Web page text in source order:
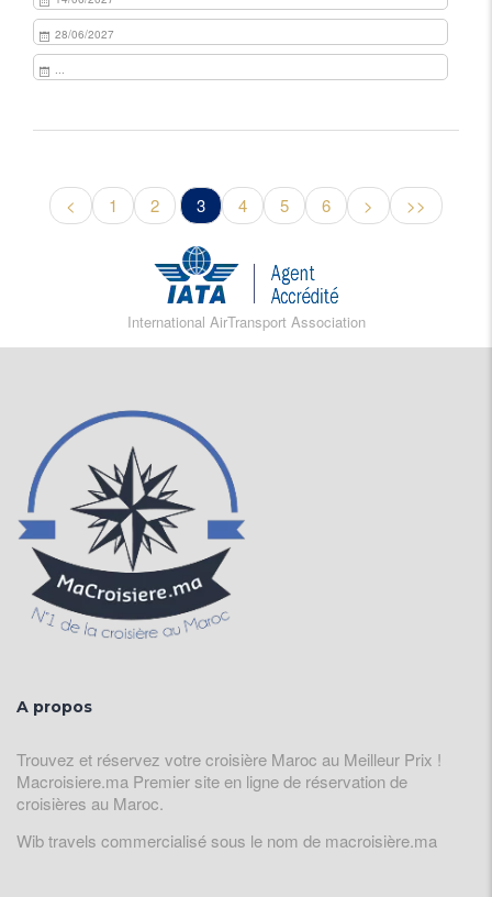
28/06/2027
...
< 1 2 3 4 5 6 > >>
International AirTransport Association
A propos
Trouvez et réservez votre croisière Maroc au Meilleur Prix !
Macroisiere.ma Premier site en ligne de réservation de
croisières au Maroc.
Wib travels commercialisé sous le nom de macroisière.ma